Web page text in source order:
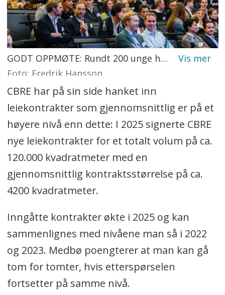
GODT OPPMØTE: Rundt 200 unge hadde tatt turen til årets første nettverkstreff i regi av Ung i Næringseiendom i Vika Atrium.
Foto: Fredrik Hansson
CBRE har på sin side hanket inn
leiekontrakter som gjennomsnittlig er på et
høyere nivå enn dette: I 2025 signerte CBRE
nye leiekontrakter for et totalt volum på ca.
120.000 kvadratmeter med en
gjennomsnittlig kontraktsstørrelse på ca.
4200 kvadratmeter.
Inngåtte kontrakter økte i 2025 og kan
sammenlignes med nivåene man så i 2022
og 2023. Medbø poengterer at man kan gå
tom for tomter, hvis etterspørselen
fortsetter på samme nivå.